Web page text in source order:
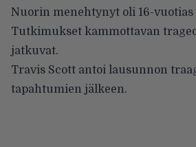
Nuorin menehtynyt oli 16-
Tutkimukset kammottavan
jatkuvat.
Travis Scott antoi lausunnon
tapahtumien jälkeen.